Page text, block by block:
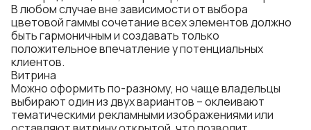
В любом случае вне зависимости от выбора
цветовой гаммы сочетание всех элементов должно
быть гармоничным и создавать только
положительное впечатление у потенциальных
клиентов.
Витрина
Можно оформить по-разному, но чаще владельцы
выбирают один из двух вариантов – оклеивают
тематическими рекламными изображениями или